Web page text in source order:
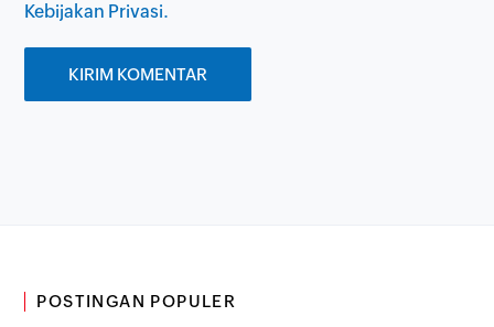
Kebijakan Privasi.
POSTINGAN POPULER